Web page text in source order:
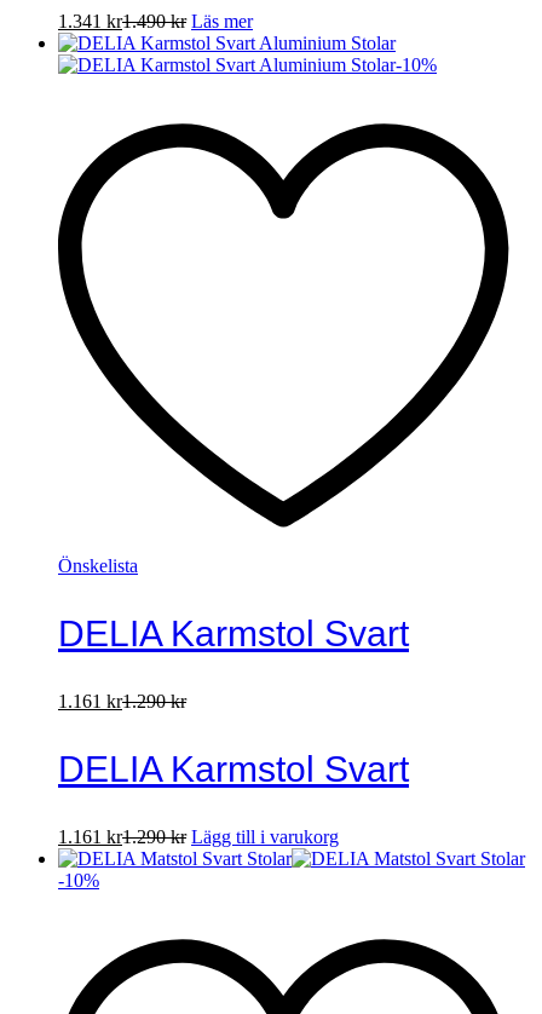
1.341 kr1.490kr Läs mer
-10%
Önskelista
DELIA Karmstol Svart
1.161 kr1.290kr
DELIA Karmstol Svart
1.161 kr1.290kr Lägg till i varukorg
-10%